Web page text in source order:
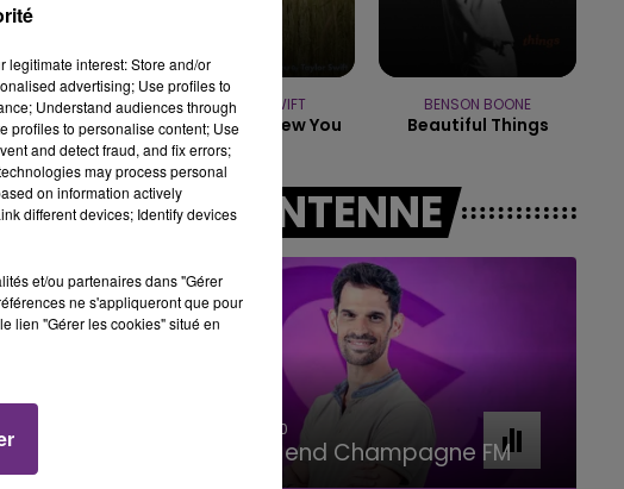
de
TAYLOR SWIFT
I Knew It, I Knew You
BENSON BOONE
Beautiful Things
A L'ANTENNE
16h00 - 20h00
Le Week-end Champagne FM
legitimate interest: Store and/or
advertising; Use profiles to
Understand audiences through
profiles to personalise content; Use
and detect fraud, and fix errors;
may process personal
on information actively
different devices; Identify devices
et/ou partenaires dans "Gérer
ne s'appliqueront que pour
lien "Gérer les cookies" situé en